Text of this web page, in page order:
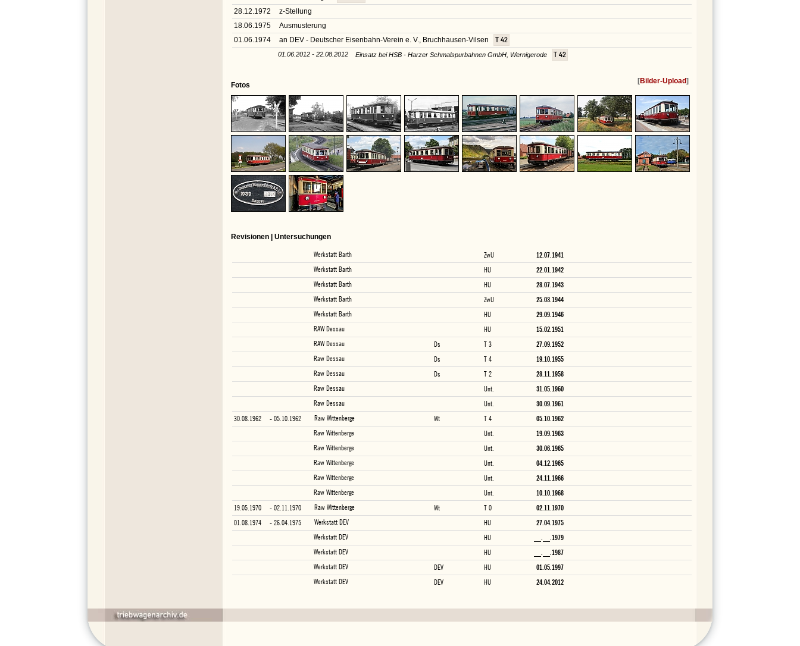
28.12.1972
z-Stellung
18.06.1975
Ausmusterung
01.06.1974
an DEV - Deutscher Eisenbahn-Verein e. V., Bruchhausen-Vilsen T 42
01.06.2012 - 22.08.2012 Einsatz bei HSB - Harzer Schmalspurbahnen GmbH, Wernigerode T 42
Fotos [Bilder-Upload]
Revisionen | Untersuchungen
Werkstatt Barth ZwU
12.07.1941
Werkstatt Barth
HU
22.01.1942
Werkstatt Barth
HU
28.07.1943
Werkstatt Barth
ZwU
25.03.1944
Werkstatt Barth
HU
29.09.1946
RAW Dessau
HU
15.02.1951
RAW Dessau
Ds T 3
27.09.1952
Raw Dessau
Ds T 4
19.10.1955
Raw Dessau
Ds T 2
28.11.1958
Raw Dessau
Unt.
31.05.1960
Raw Dessau
Unt.
30.09.1961
30.08.1962
- 05.10.1962 Raw Wittenberge Wt T 4
05.10.1962
Raw Wittenberge
Unt.
19.09.1963
Raw Wittenberge
Unt.
30.06.1965
Raw Wittenberge
Unt.
04.12.1965
Raw Wittenberge
Unt.
24.11.1966
Raw Wittenberge
Unt.
10.10.1968
19.05.1970
- 02.11.1970 Raw Wittenberge Wt T 0
02.11.1970
01.08.1974
- 26.04.1975 Werkstatt DEV HU
27.04.1975
Werkstatt DEV
HU
__.__.1979
Werkstatt DEV
HU
__.__.1987
Werkstatt DEV
DEV HU
01.05.1997
Werkstatt DEV
DEV HU 24.04.2012